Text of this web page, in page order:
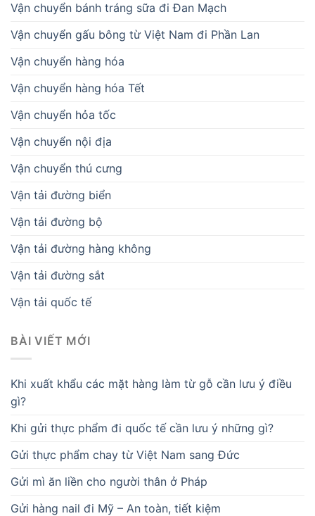
Vận chuyển bánh tráng sữa đi Đan Mạch
Vận chuyển gấu bông từ Việt Nam đi Phần Lan
Vận chuyển hàng hóa
Vận chuyển hàng hóa Tết
Vận chuyển hỏa tốc
Vận chuyển nội địa
Vận chuyển thú cưng
Vận tải đường biển
Vận tải đường bộ
Vận tải đường hàng không
Vận tải đường sắt
Vận tải quốc tế
BÀI VIẾT MỚI
Khi xuất khẩu các mặt hàng làm từ gỗ cần lưu ý điều
gì?
Khi gửi thực phẩm đi quốc tế cần lưu ý những gì?
Gửi thực phẩm chay từ Việt Nam sang Đức
Gửi mì ăn liền cho người thân ở Pháp
Gửi hàng nail đi Mỹ – An toàn, tiết kiệm